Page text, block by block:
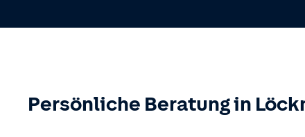
Persönliche Beratung in